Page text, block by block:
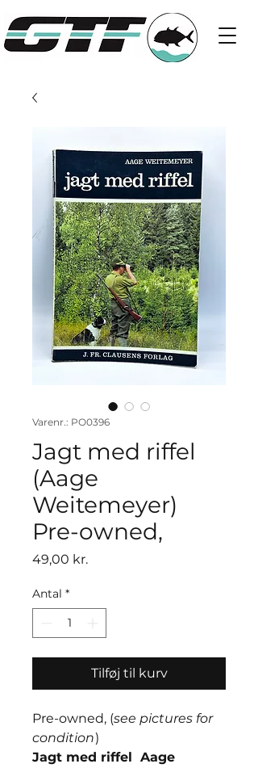
Varenr.: PO0396
Jagt med riffel
(Aage
Weitemeyer)
Pre-owned,
49,00 kr.Pris
Antal *
Tilføj til kurv
Pre-owned, (see pictures for
condition)
Jagt med riffel Aage